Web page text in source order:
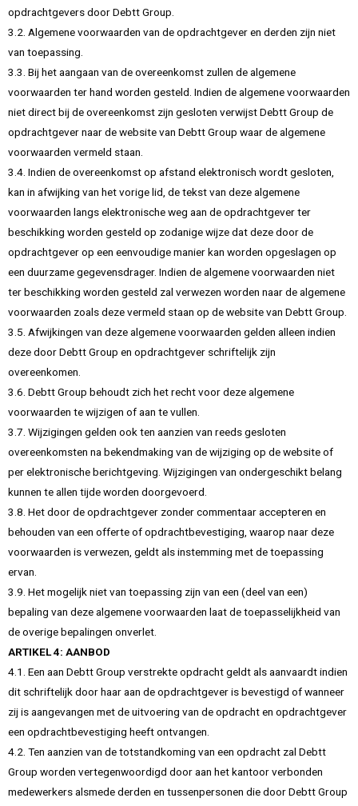
opdrachtgevers door Debtt Group.
3.2. Algemene voorwaarden van de opdrachtgever en derden zijn niet
van toepassing.
3.3. Bij het aangaan van de overeenkomst zullen de algemene
voorwaarden ter hand worden gesteld. Indien de algemene voorwaarden
niet direct bij de overeenkomst zijn gesloten verwijst Debtt Group de
opdrachtgever naar de website van Debtt Group waar de algemene
voorwaarden vermeld staan.
3.4. Indien de overeenkomst op afstand elektronisch wordt gesloten,
kan in afwijking van het vorige lid, de tekst van deze algemene
voorwaarden langs elektronische weg aan de opdrachtgever ter
beschikking worden gesteld op zodanige wijze dat deze door de
opdrachtgever op een eenvoudige manier kan worden opgeslagen op
een duurzame gegevensdrager. Indien de algemene voorwaarden niet
ter beschikking worden gesteld zal verwezen worden naar de algemene
voorwaarden zoals deze vermeld staan op de website van Debtt Group.
3.5. Afwijkingen van deze algemene voorwaarden gelden alleen indien
deze door Debtt Group en opdrachtgever schriftelijk zijn
overeenkomen.
3.6. Debtt Group behoudt zich het recht voor deze algemene
voorwaarden te wijzigen of aan te vullen.
3.7. Wijzigingen gelden ook ten aanzien van reeds gesloten
overeenkomsten na bekendmaking van de wijziging op de website of
per elektronische berichtgeving. Wijzigingen van ondergeschikt belang
kunnen te allen tijde worden doorgevoerd.
3.8. Het door de opdrachtgever zonder commentaar accepteren en
behouden van een offerte of opdrachtbevestiging, waarop naar deze
voorwaarden is verwezen, geldt als instemming met de toepassing
ervan.
3.9. Het mogelijk niet van toepassing zijn van een (deel van een)
bepaling van deze algemene voorwaarden laat de toepasselijkheid van
de overige bepalingen onverlet.
ARTIKEL 4: AANBOD
4.1. Een aan Debtt Group verstrekte opdracht geldt als aanvaardt indien
dit schriftelijk door haar aan de opdrachtgever is bevestigd of wanneer
zij is aangevangen met de uitvoering van de opdracht en opdrachtgever
een opdrachtbevestiging heeft ontvangen.
4.2. Ten aanzien van de totstandkoming van een opdracht zal Debtt
Group worden vertegenwoordigd door aan het kantoor verbonden
medewerkers alsmede derden en tussenpersonen die door Debtt Group